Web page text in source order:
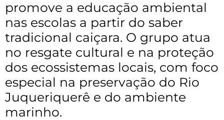
promove a educação ambiental
nas escolas a partir do saber
tradicional caiçara. O grupo atua
no resgate cultural e na proteção
dos ecossistemas locais, com foco
especial na preservação do Rio
Juqueriquerê e do ambiente
marinho.